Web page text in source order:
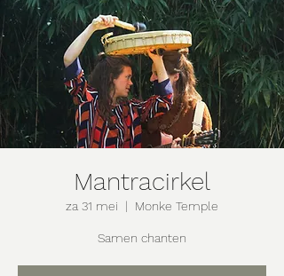
Mantracirkel
za 31 mei
  |
Monke Temple
Samen chanten